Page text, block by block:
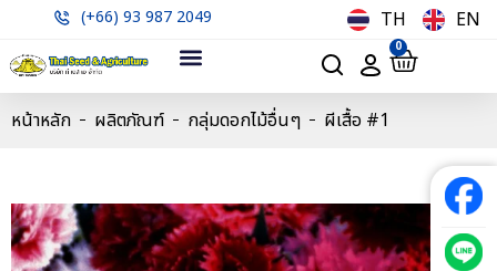
(+66) 93 987 2049 TH EN
0
หน้าหลัก ผลิตภัณฑ์ กลุ่มดอกไม้อื่นๆ ผีเสื้อ #1